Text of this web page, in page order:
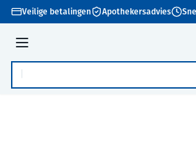
Ga naar de inhoud
Veilige betalingen Apothekersadvies
Menu
Product, merk, categorie...